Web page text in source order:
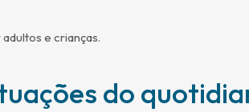
e crianças.
do